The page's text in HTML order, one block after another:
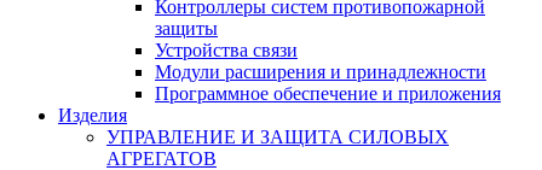
Контроллеры систем противопожарной
защиты
Устройства связи
Модули расширения и принадлежности
Программное обеспечение и приложения
Изделия
УПРАВЛЕНИЕ И ЗАЩИТА СИЛОВЫХ
АГРЕГАТОВ